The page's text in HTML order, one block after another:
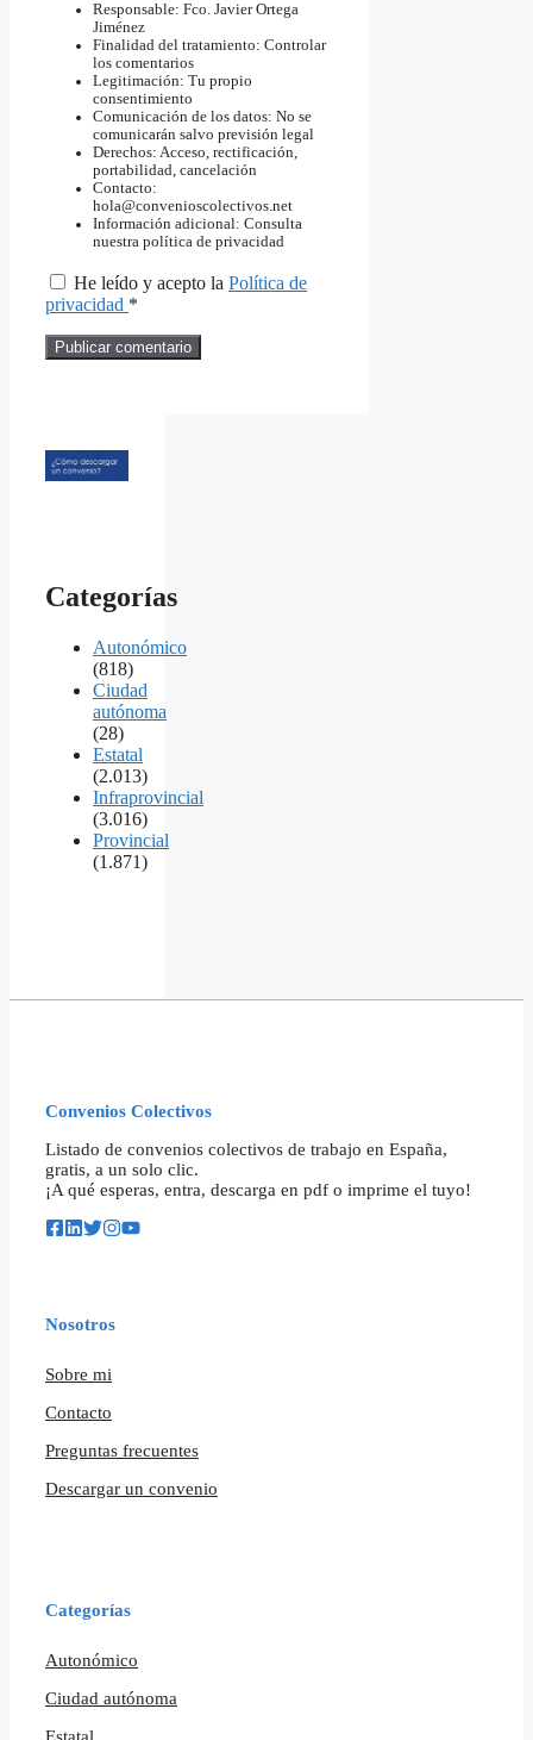
Responsable: Fco. Javier Ortega
Jiménez
Finalidad del tratamiento: Controlar
los comentarios
Legitimación: Tu propio
consentimiento
Comunicación de los datos: No se
comunicarán salvo previsión legal
Derechos: Acceso, rectificación,
portabilidad, cancelación
Contacto:
hola@convenioscolectivos.net
Información adicional: Consulta
nuestra política de privacidad
He leído y acepto la Política de
privacidad *
Categorías
Autonómico
(818)
Ciudad
autónoma
(28)
Estatal
(2.013)
Infraprovincial
(3.016)
Provincial
(1.871)
Convenios Colectivos
Listado de convenios colectivos de trabajo en España,
gratis, a un solo clic.
¡A qué esperas, entra, descarga en pdf o imprime el tuyo!
Nosotros
Sobre mi
Contacto
Preguntas frecuentes
Descargar un convenio
Categorías
Autonómico
Ciudad autónoma